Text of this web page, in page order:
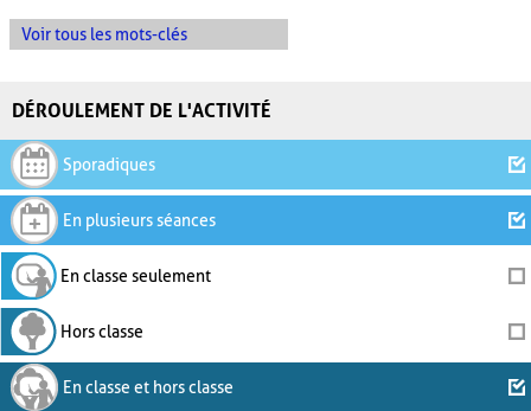
Voir tous les mots-clés
DÉROULEMENT DE L'ACTIVITÉ
Sporadiques
En plusieurs séances
En classe seulement
Hors classe
En classe et hors classe